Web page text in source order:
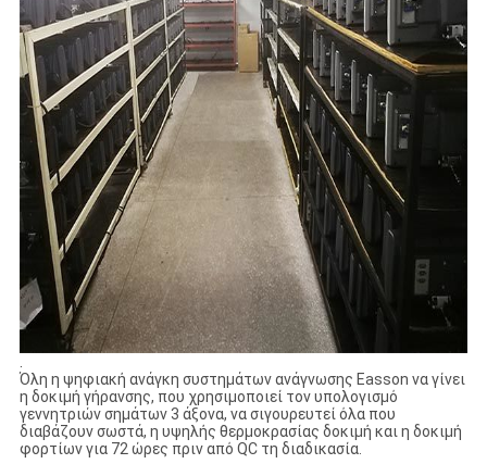
Όλη η ψηφιακή ανάγκη συστημάτων ανάγνωσης Easson να γίνει
η δοκιμή γήρανσης, που χρησιμοποιεί τον υπολογισμό
γεννητριών σημάτων 3 άξονα, να σιγουρευτεί όλα που
διαβάζουν σωστά, η υψηλής θερμοκρασίας δοκιμή και η δοκιμή
φορτίων για 72 ώρες πριν από QC τη διαδικασία.